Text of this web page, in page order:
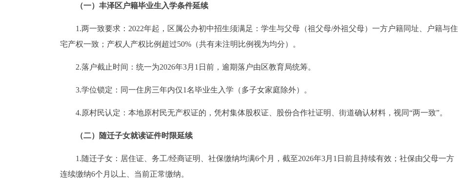
（一）丰泽区户籍毕业生入学条件延续
1.两一致要求：2022年起，区属公办初中招生须满足：学生与父母（祖父母/外祖父母）一方户籍同址、户籍与住
宅产权一致；产权人产权比例超过50%（共有未注明比例视为均分）。
2.落户截止时间：统一为2026年3月1日前，逾期落户由区教育局统筹。
3.学位锁定：同一住房三年内仅1名毕业生入学（多子女家庭除外）。
4.原村民认定：本地原村民无产权证的，凭村集体股权证、股份合作社证明、街道确认材料，视同“两一致”。
（二）随迁子女就读证件时限延续
1.随迁子女：居住证、务工/经商证明、社保缴纳均满6个月，截至2026年3月1日前且持续有效；社保由父母一方
连续缴纳6个月以上、当前正常缴纳。